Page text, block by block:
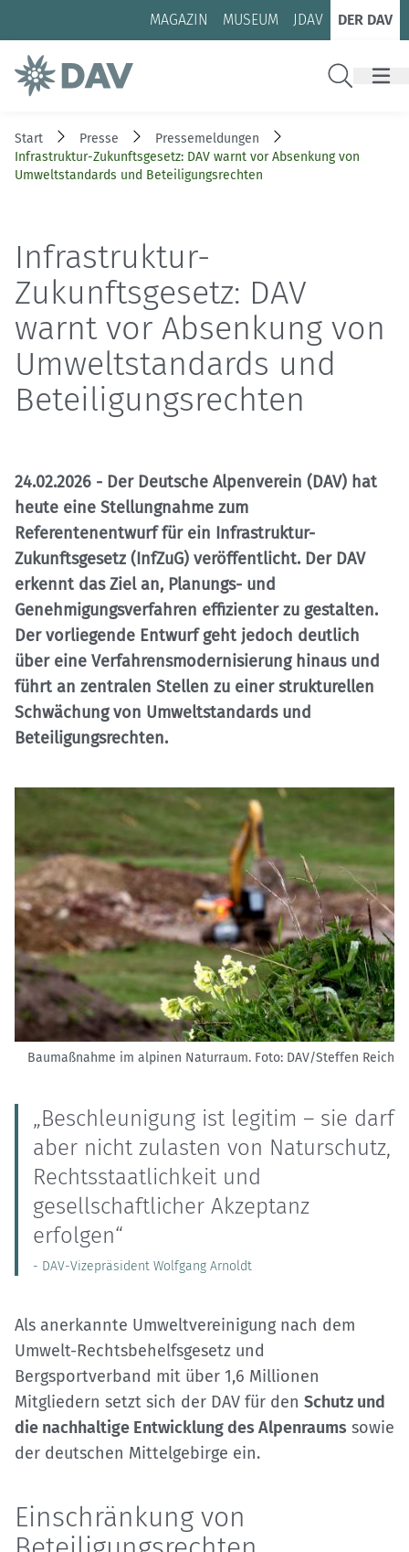
Zum Inhalt
Zur Footer-Navigation
MAGAZIN MUSEUM JDAV DER DAV
Start Presse
Pressemeldungen
Infrastruktur-Zukunftsgesetz: DAV warnt vor Absenkung von
Umweltstandards und Beteiligungsrechten
Infrastruktur-
Zukunftsgesetz: DAV
warnt vor Absenkung von
Umweltstandards und
Beteiligungsrechten
24.02.2026 - Der Deutsche Alpenverein (DAV) hat
heute eine Stellungnahme zum
Referentenentwurf für ein Infrastruktur-
Zukunftsgesetz (InfZuG) veröffentlicht. Der DAV
erkennt das Ziel an, Planungs- und
Genehmigungsverfahren effizienter zu gestalten.
Der vorliegende Entwurf geht jedoch deutlich
über eine Verfahrensmodernisierung hinaus und
führt an zentralen Stellen zu einer strukturellen
Schwächung von Umweltstandards und
Beteiligungsrechten.
Baumaßnahme im alpinen Naturraum. Foto: DAV/Steffen Reich
„Beschleunigung ist legitim – sie darf
aber nicht zulasten von Naturschutz,
Rechtsstaatlichkeit und
gesellschaftlicher Akzeptanz
erfolgen“
- DAV-Vizepräsident Wolfgang Arnoldt
Als anerkannte Umweltvereinigung nach dem
Umwelt-Rechtsbehelfsgesetz und
Bergsportverband mit über 1,6 Millionen
Mitgliedern setzt sich der DAV für den Schutz und
die nachhaltige Entwicklung des Alpenraums sowie
der deutschen Mittelgebirge ein.
Einschränkung von